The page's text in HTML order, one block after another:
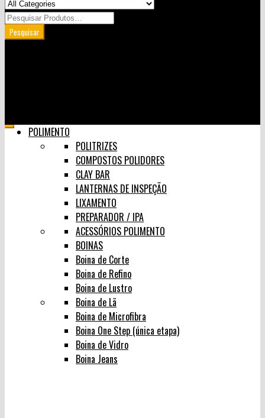
Skip
POLIMENTO
POLITRIZES
COMPOSTOS POLIDORES
CLAY BAR
LANTERNAS DE INSPEÇÃO
LIXAMENTO
PREPARADOR / IPA
ACESSÓRIOS POLIMENTO
BOINAS
Boina de Corte
Boina de Refino
Boina de Lustro
Boina de Lã
Boina de Microfibra
Boina One Step (única etapa)
Boina de Vidro
Boina Jeans